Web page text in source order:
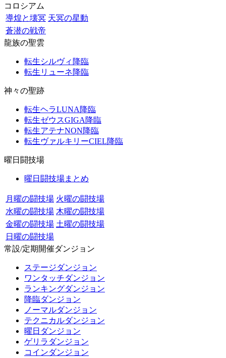
コロシアム
導煌と壊冥 天冥の星動
蒼潜の戦帝
龍族の聖雲
転生シルヴィ降臨
転生リューネ降臨
神々の聖跡
転生ヘラLUNA降臨
転生ゼウスGIGA降臨
転生アテナNON降臨
転生ヴァルキリーCIEL降臨
曜日闘技場
曜日闘技場まとめ
月曜の闘技場 火曜の闘技場
水曜の闘技場 木曜の闘技場
金曜の闘技場 土曜の闘技場
日曜の闘技場
常設/定期開催ダンジョン
ステージダンジョン
ワンタッチダンジョン
ランキングダンジョン
降臨ダンジョン
ノーマルダンジョン
テクニカルダンジョン
曜日ダンジョン
ゲリラダンジョン
コインダンジョン